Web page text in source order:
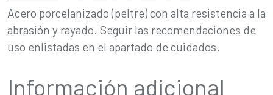
Acero porcelanizado (peltre) con alta resistencia a la
abrasión y rayado. Seguir las recomendaciones de
uso enlistadas en el apartado de cuidados.
Información adicional